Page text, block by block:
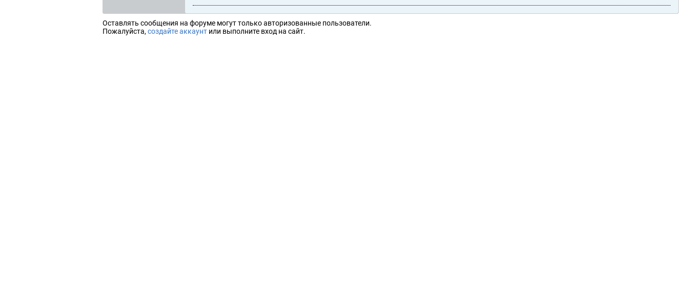
Оставлять сообщения на форуме могут только авторизованные пользователи.
Пожалуйста, создайте аккаунт или выполните вход на сайт.